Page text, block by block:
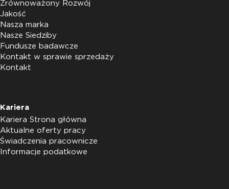
Zrównoważony Rozwój
Jakość
Nasza marka
Nasze Siedziby
Fundusze badawcze
Kontakt w sprawie sprzedaży
Kontakt
Kariera
Kariera Strona główna
Aktualne oferty pracy
Świadczenia pracownicze
Informacje podatkowe